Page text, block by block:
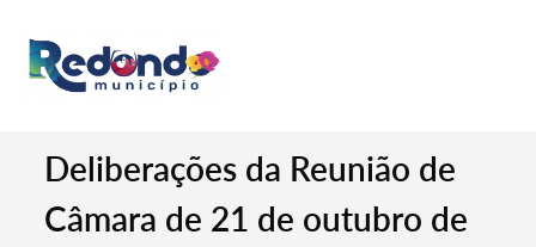
Deliberações da Reunião de
Câmara de 21 de outubro de